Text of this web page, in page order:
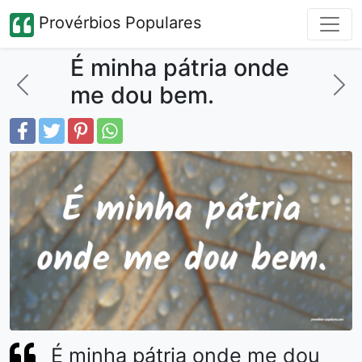
Provérbios Populares
É minha pátria onde
me dou bem.
É minha pátria onde me dou